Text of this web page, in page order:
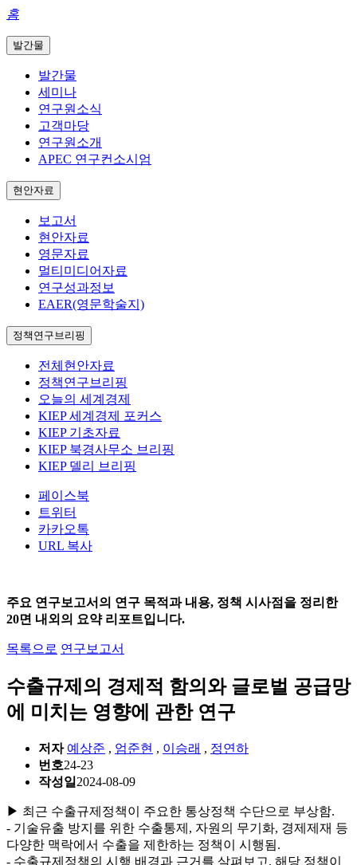
홈
발간물
발간물
세미나
연구원소식
고객마당
연구원소개
APEC 연구컨소시엄
현안자료
보고서
현안자료
영문자료
멀티미디어자료
연구성과정보
EAER(영문학술지)
정책연구브리핑
전체현안자료
정책연구브리핑
오늘의 세계경제
KIEP 세계경제 포커스
KIEP 기초자료
KIEP 북경사무소 브리핑
KIEP 델리 브리핑
페이스북
트위터
카카오톡
URL 복사
주요 연구보고서의 연구 목적과 내용, 정책 시사점을 정리한
20면 내외의 요약 리포트입니다.
목록으로 연구보고서
수출규제의 경제적 함의와 글로벌 공급망
에 미치는 영향에 관한 연구
저자 예상준 , 엄준현 , 이승래 , 정연하
번호24-23
작성일 2024-08-09
▶ 최근 수출규제정책이 주요한 통상정책 수단으로 부상함.
- 기술유출 방지를 위한 수출통제, 자원의 무기화, 경제제재 등
다양한 맥락에서 수출을 제한하는 정책이 시행됨.
- 수출규제정책의 시행 배경과 근거를 살펴보고, 해당 정책이